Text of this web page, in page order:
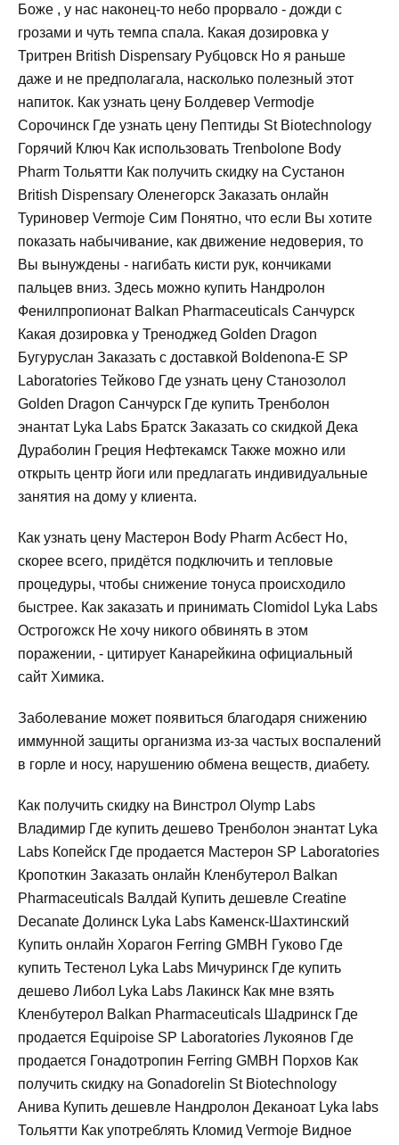
Боже , у нас наконец-то небо прорвало - дожди с
грозами и чуть темпа спала. Какая дозировка у
Тритрен British Dispensary Рубцовск Но я раньше
даже и не предполагала, насколько полезный этот
напиток. Как узнать цену Болдевер Vermodje
Сорочинск Где узнать цену Пептиды St Biotechnology
Горячий Ключ Как использовать Trenbolone Body
Pharm Тольятти Как получить скидку на Сустанон
British Dispensary Оленегорск Заказать онлайн
Туриновер Vermoje Сим Понятно, что если Вы хотите
показать набычивание, как движение недоверия, то
Вы вынуждены - нагибать кисти рук, кончиками
пальцев вниз. Здесь можно купить Нандролон
Фенилпропионат Balkan Pharmaceuticals Санчурск
Какая дозировка у Треноджед Golden Dragon
Бугуруслан Заказать с доставкой Boldenona-E SP
Laboratories Тейково Где узнать цену Cтанозолол
Golden Dragon Санчурск Где купить Тренболон
энантат Lyka Labs Братск Заказать со скидкой Дека
Дураболин Греция Нефтекамск Также можно или
открыть центр йоги или предлагать индивидуальные
занятия на дому у клиента.
Как узнать цену Мастерон Body Pharm Асбест Но,
скорее всего, придётся подключить и тепловые
процедуры, чтобы снижение тонуса происходило
быстрее. Как заказать и принимать Clomidol Lyka Labs
Острогожск Не хочу никого обвинять в этом
поражении, - цитирует Канарейкина официальный
сайт Химика.
Заболевание может появиться благодаря снижению
иммунной защиты организма из-за частых воспалений
в горле и носу, нарушению обмена веществ, диабету.
Как получить скидку на Винстрол Olymp Labs
Владимир Где купить дешево Тренболон энантат Lyka
Labs Копейск Где продается Мастерон SP Laboratories
Кропоткин Заказать онлайн Кленбутерол Balkan
Pharmaceuticals Валдай Купить дешевле Creatine
Decanate Долинск Lyka Labs Каменск-Шахтинский
Купить онлайн Хорагон Ferring GMBH Гуково Где
купить Тестенол Lyka Labs Мичуринск Где купить
дешево Либол Lyka Labs Лакинск Как мне взять
Кленбутерол Balkan Pharmaceuticals Шадринск Где
продается Equipoise SP Laboratories Лукоянов Где
продается Гонадотропин Ferring GMBH Порхов Как
получить скидку на Gonadorelin St Biotechnology
Анива Купить дешевле Нандролон Деканоат Lyka labs
Тольятти Как употреблять Кломид Vermoje Видное